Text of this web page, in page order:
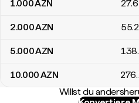
1.000AZN
2.000AZN
5.000AZN
10.000AZN
Willst du